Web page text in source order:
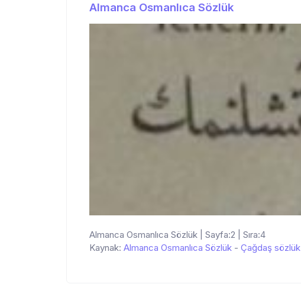
Almanca Osmanlıca Sözlük
Almanca Osmanlıca Sözlük | Sayfa:2 | Sıra:4
Kaynak: Almanca Osmanlıca Sözlük - Çağdaş sözlük